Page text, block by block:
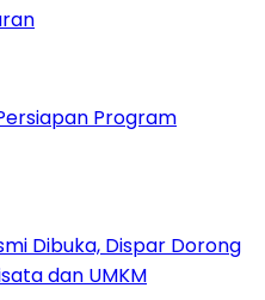
Program
Dibuka, Dispar Dorong
dan UMKM